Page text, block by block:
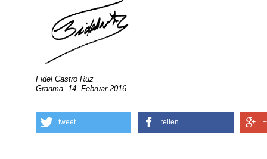
Fidel Castro Ruz
Granma, 14. Februar 2016
tweet teilen